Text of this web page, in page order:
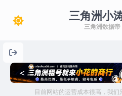
三角洲小
三角洲数据帝
<
目前网站的运营成本很高，我